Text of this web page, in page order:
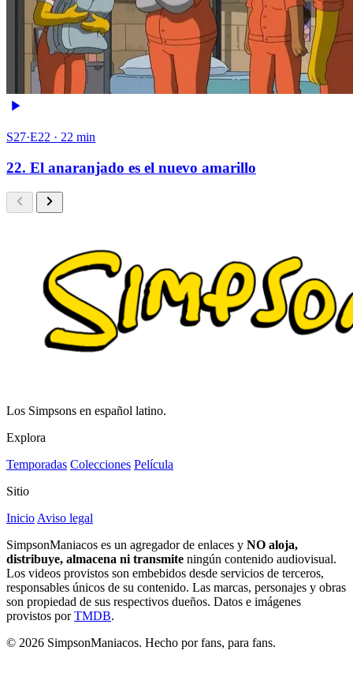
S27·E22 · 22 min
22. El anaranjado es el nuevo amarillo
Los Simpsons en español latino.
Explora
Temporadas Colecciones Película
Sitio
Inicio Aviso legal
SimpsonManiacos es un agregador de enlaces y NO aloja,
distribuye, almacena ni transmite ningún contenido audiovisual.
Los videos provistos son embebidos desde servicios de terceros,
responsables únicos de su contenido. Las marcas, personajes y obras
son propiedad de sus respectivos dueños. Datos e imágenes
provistos porTMDB.
© 2026 SimpsonManiacos. Hecho por fans, para fans.